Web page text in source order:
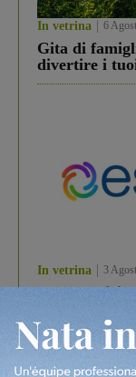
In vetrina 6
Gita di
divertire i
In vetrina 3
Estra Notizie
studenti
debutta il